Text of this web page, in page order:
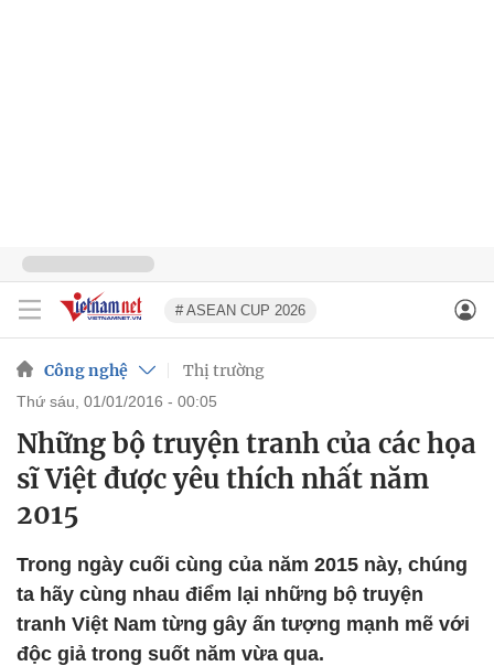
# ASEAN CUP 2026
Công nghệ Thị trường
thứ sáu, 01/01/2016 - 00:05
Những bộ truyện tranh của các họa
sĩ Việt được yêu thích nhất năm
2015
Trong ngày cuối cùng của năm 2015 này, chúng
ta hãy cùng nhau điểm lại những bộ truyện
tranh Việt Nam từng gây ấn tượng mạnh mẽ với
độc giả trong suốt năm vừa qua.